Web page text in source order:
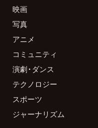
映画
写真
アニメ
コミュニティ
演劇・ダンス
テクノロジー
スポーツ
ジャーナリズム